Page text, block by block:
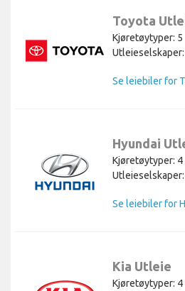
Toyota
Kjøretøytyper: 5
Utleieselskaper:
Se leiebiler for
Hyundai
Kjøretøytyper: 4
Utleieselskaper:
Se leiebiler for
Kia Utleie
Kjøretøytyper: 4